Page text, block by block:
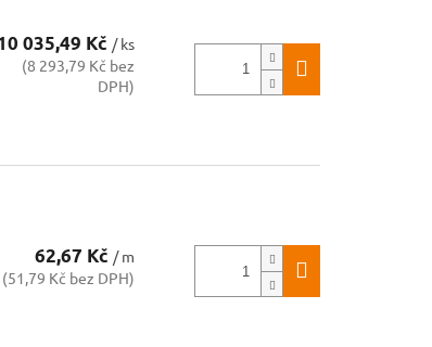
035,49 Kč/ ks
(8 293,79 Kč bez
DPH)
62,67 Kč/ m
(51,79 Kč bez DPH)